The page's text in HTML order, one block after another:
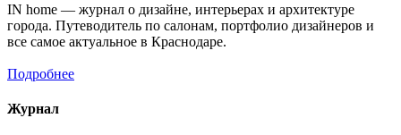
IN home — журнал о дизайне, интерьерах и архитектуре
города. Путеводитель по салонам, портфолио дизайнеров и
все самое актуальное в Краснодаре.
Подробнее
Журнал